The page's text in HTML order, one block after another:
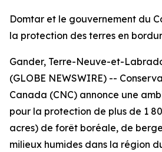
Domtar et le gouvernement du
la protection des terres en
Gander, Terre-Neuve-et-
(GLOBE NEWSWIRE) --
Canada (CNC) annonce une
pour la protection de plus de 1
acres) de forêt boréale, de
milieux humides dans la région